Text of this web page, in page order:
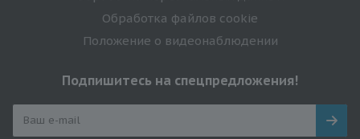
Обработка файлов cookie
Положение о видеонаблюдении
Подпишитесь на спецпредложения!